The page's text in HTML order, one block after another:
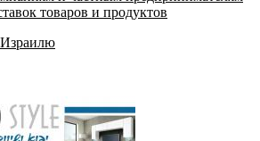
товаров и продуктов